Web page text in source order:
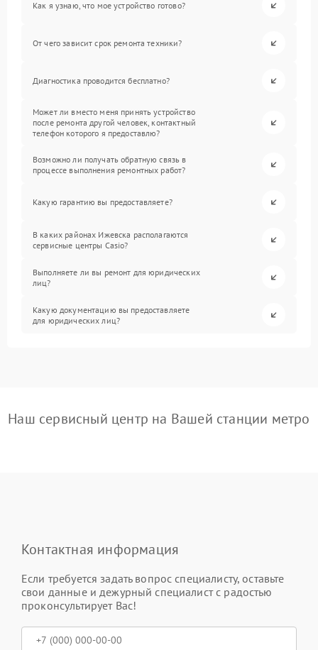
Как я узнаю, что мое устройство готово?
От чего зависит срок ремонта техники?
Диагностика проводится бесплатно?
Может ли вместо меня принять устройство
после ремонта другой человек, контактный
телефон которого я предоставлю?
Возможно ли получать обратную связь в
процессе выполнения ремонтных работ?
Какую гарантию вы предоставляете?
В каких районах Ижевска располагаются
сервисные центры Casio?
Выполняете ли вы ремонт для юридических
лиц?
Какую документацию вы предоставляете
для юридических лиц?
Наш сервисный центр на Вашей станции метро
Контактная информация
Если требуется задать вопрос специалисту, оставьте
свои данные и дежурный специалист с радостью
проконсультирует Вас!